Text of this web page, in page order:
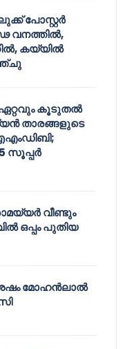
പോസ്റ്റർ
വനത്തിൽ,
കയ്യിൽ
കൂടുതൽ
താരങ്ങളുടെ
സൂപ്പർ
വീണ്ടും
ഒപ്പം പുതിയ
മോഹൻലാൽ